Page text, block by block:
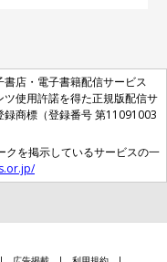
店・電子書籍配信サービス
使用許諾を得た正規版配信サ
録商標（登録番号 第11091003
クを掲示しているサービスの一